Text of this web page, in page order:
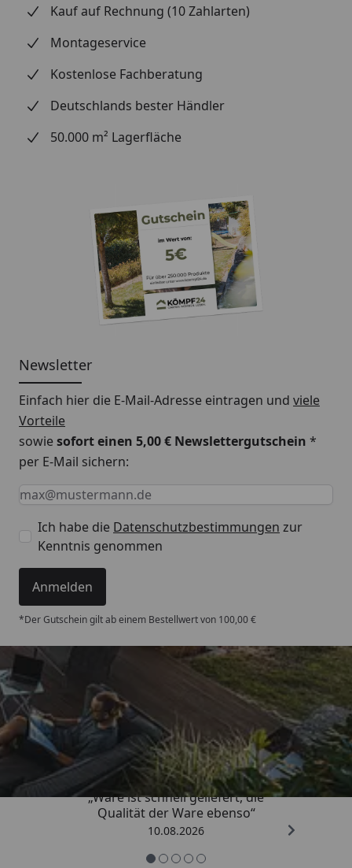
Kauf auf Rechnung (10 Zahlarten)
Montageservice
Kostenlose Fachberatung
Deutschlands bester Händler
50.000 m² Lagerfläche
Newsletter
Einfach hier die E-Mail-Adresse eintragen und viele
Vorteile
sowiesofort einen 5,00 € Newslettergutschein *
per E-Mail sichern:
Keine Eingabe erforderlich
Eingabe erforderlich
E-Mail *
Ich habe die Datenschutzbestimmungen zur
Kenntnis genommen
Anmelden
*Der Gutschein gilt ab einem Bestellwert von 100,00 €
Trusted Shops
4,93/ 5
„Ware ist schnell geliefert, die
Qualität der Ware ebenso“
10.08.2026